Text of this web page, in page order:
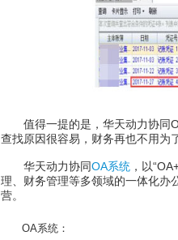
值得一提的是，华天动力协同
查找原因很容易，财务再也不用为
华天动力协同OA系统 ，以
理、财务管理等多领域的一体化办
营。
OA系统：